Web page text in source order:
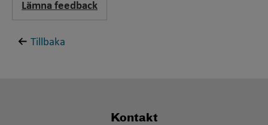
Lämna feedback
Tillbaka
Kontakt